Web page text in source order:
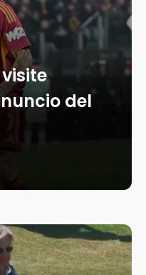
del